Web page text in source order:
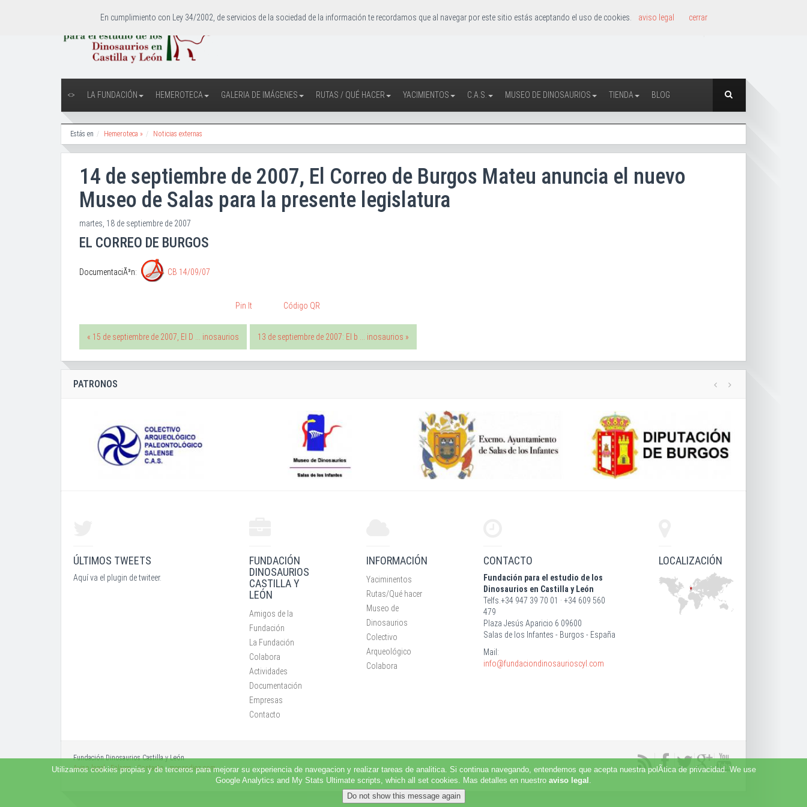
<> LA FUNDACIÓN HEMEROTECA GALERIA DE IMÁGENES RUTAS / QUÉ HACER YACIMIENTOS C.A.S. MUSEO DE DINOSAURIOS TIENDA BLOG
Estás en Hemeroteca » Noticias externas
14 de septiembre de 2007, El Correo de Burgos Mateu anuncia el nuevo
Museo de Salas para la presente legislatura
martes, 18 de septiembre de 2007
EL CORREO DE BURGOS
DocumentaciÃ³n: CB 14/09/07
Pin It Código QR
« 15 de septiembre de 2007, El D ... inosaurios 13 de septiembre de 2007: El b ... inosaurios »
PATRONOS
ÚLTIMOS TWEETS
Aquí va el plugin de twiteer.
FUNDACIÓN
DINOSAURIOS
CASTILLA Y
LEÓN
Amigos de la
Fundación
La Fundación
Colabora
Actividades
Documentación
Empresas
Contacto
INFORMACIÓN
Yaciminentos
Rutas/Qué hacer
Museo de
Dinosaurios
Colectivo
Arqueológico
Colabora
CONTACTO
Fundación para el estudio de los
Dinosaurios en Castilla y León
Telfs.+34 947 39 70 01 · +34 609 560
479
Plaza Jesús Aparicio 6 09600
Salas de los Infantes - Burgos - España
Mail:
info@fundaciondinosaurioscyl.com
LOCALIZACIÓN
Fundación Dinosaurios Castilla y León
Aviso legal·Enlaces·Contacto ·menosdiez.com
Utilizamos cookies propias y de terceros para mejorar su experiencia de navegacion y realizar tareas de analitica. Si continua navegando, entendemos que acepta nuestra polÃ­tica de privacidad. We use
Google Analytics and My Stats Ultimate scripts, which all set cookies. Mas detalles en nuestro aviso legal .
En cumplimiento con Ley 34/2002, de servicios de la sociedad de la información te recordamos que al navegar por este sitio estás aceptando el uso de cookies. aviso legal cerrar